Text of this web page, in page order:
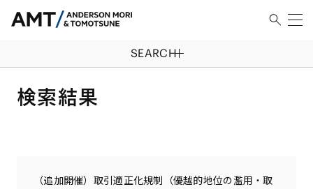
SEARCH
検索結果
（追加開催）取引適正化規制（優越的地位の濫用・取